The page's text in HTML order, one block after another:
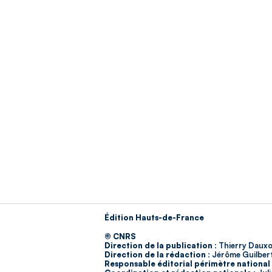
Édition Hauts-de-France
© CNRS
Direction de la publication : Thierry
Direction de la rédaction : Jérôme
Responsable éditorial périmètre national